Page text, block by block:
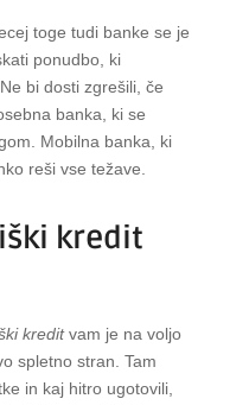
toge tudi banke se je
ponudbo, ki
bi dosti zgrešili, če
banka, ki se
Mobilna banka, ki
reši vse težave.
kredit
kreditvam je na voljo
spletno stran. Tam
in kaj hitro ugotovili,